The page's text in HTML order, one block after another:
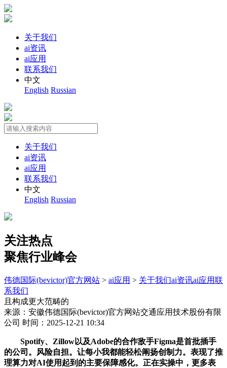
关于我们
ai资讯
ai应用
联系我们
中文
English Russian
关于我们
ai资讯
ai应用
联系我们
中文
English Russian
关注热点
聚焦行业峰会
伟德国际(bevictor)官方网站 > ai应用 > 关于我们ai资讯ai应用联
系我们
且构成更大范畴的
来源：安徽伟德国际(bevictor)官方网站交通应用技术股份有限
公司 时间：2025-12-21 10:34
Spotify、Zillow以及Adobe的合作敌手Figma是首批插手
的公司。风险自担。让每小我都能轻松阐扬创制力。表现了推
理算力对AI使用起到的主要保障感化。正在实操中，更多表